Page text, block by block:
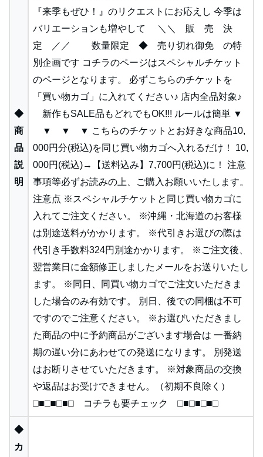
◆
商
品
説
明
『来季もぜひ！』のリクエストにお応えし 今季は
バリエーションも増やして ＼＼ 販 売 決
定 ／／ 数量限定 ◆ 売り切れ御免 の特
別企画です コチラのページはスペシャルチケット
のページとなります。 必ずこちらのチケットを
「買い物カゴ」に入れてください♪ 店内全品対象♪
新作もSALE品もどれでもOK!!! ルールは簡単 ▼
▼ ▼ ▼ こちらのチケットとお好きな商品10,
000円分(税込)を同じ買い物カゴへ入れるだけ！ 10,
000円(税込)→【送料込み】7,700円(税込)に！ 注意
事項等必ずお読みの上、ご購入お願いいたします。
注意点 ※スペシャルチケットと同じ買い物カゴに
入れてご注文ください。 ※沖縄・北海道のお客様
は別途送料がかかります。 ※代引きお選びの際は
代引き手数料324円別途かかります。 ※ご注文後、
翌営業日に金額修正しましたメールをお送りいたし
ます。 ※同日、同買い物カゴでご注文いただきま
した場合のみ有効です。 別日、後での同梱は不可
ですのでご注意ください。 ※お選びいただきまし
た商品の中に予約商品がございます場合は 一番納
期の遅い分にあわせての発送になります。 別発送
はお断りさせていただきます。 ※対象商品の交換
や返品はお受けできません。（初期不良除く）
□■□■□■□ コチラも要チェック □■□■□■□
◆
カ